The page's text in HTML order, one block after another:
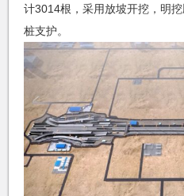
计3014根，采用放坡开挖，明
桩支护。